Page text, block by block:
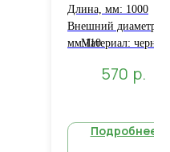
толщиной 0,5 мм
м
Длина, мм: 1000
Внешний диаметр,
мм:110
Материал: черная
570 р.
Подробнее